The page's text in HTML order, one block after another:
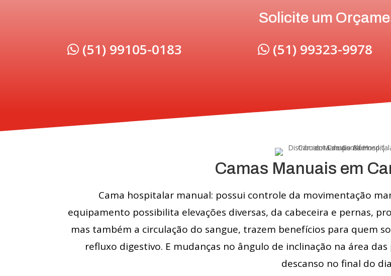
Solicite um
(51) 99105-0183 (51) 99323-9978
Camas Manuais em
Cama hospitalar manual: possui controle da movimentação
equipamento possibilita elevações diversas, da cabeceira e pernas,
mas também a circulação do sangue, trazem benefícios para quem
refluxo digestivo. E mudanças no ângulo de inclinação na área
descanso no final do